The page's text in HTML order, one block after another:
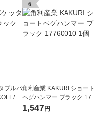
ブルパ
ラ
6
角利産業 KAKURI ショート
ペグハンマー ブラック 1776
0010 1個
1,547円